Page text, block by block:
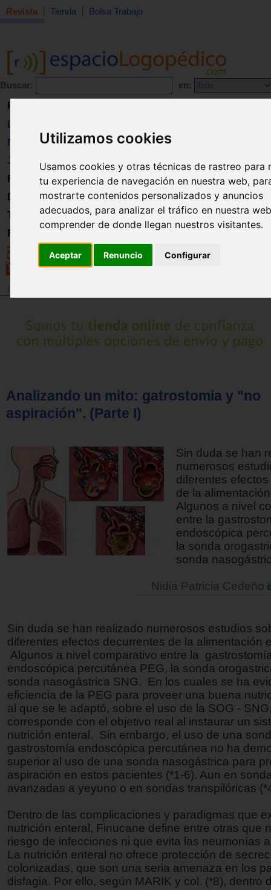
Utilizamos cookies
Usamos cookies y otras técnicas de rastreo para
tu experiencia de navegación en nuestra web,
mostrarte contenidos personalizados y anuncios
adecuados, para analizar el tráfico en nuestra
comprender de donde llegan nuestros visitantes.
Aceptar Renuncio Configurar
Revista Tienda Bolsa Trabajo
Buscar: en:
Revista
Libros
Material
Juguetes
Formación
Directorio
Trabajo
Registro
Analizando un mito: gatrostomia y "no
aspiración". (Parte I)
Sin duda se han
numerosos
diferentes
de la
Algunos a nivel
entre la
endoscópica
la sonda
sonda
Nidia Patricia Cedeño
Sin duda se han realizado numerosos estudios
diferentes efectos decurrentes de la alimentación
Algunos a nivel comparativo entre la
endoscópica percutánea PEG, la sonda
sonda nasogástrica SNG. En los cuales se ha
eficiencia de la PEG para proveer una buena
al que se le adaptó, sobre el uso de la SOG -
corresponde con el objetivo real al instaurar un
nutrición enteral. Sin embargo, el uso de una
gastrostomía endoscópica percutánea no ha
superior al uso de una sonda nasogástrica para
aspiración en estos pacientes (*1-6). Aun en
avanzadas a yeyuno o en sondas transpilóricas
Dentro de las complicaciones y paradigmas que
nutrición enteral, Finucane define entre otras que
riesgo de infecciones ni que evita las neumonías
La nutrición enteral no ofrece protección de
colonizadas, que son una seria amenaza en los
disfagia. Por ello, según MARIK y col. (*8), dentro